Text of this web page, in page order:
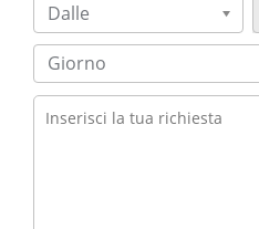
Dalle
Giorno